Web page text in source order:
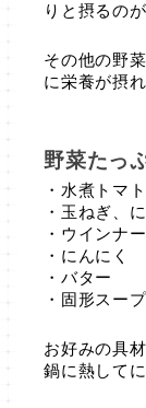
りと摂るの
その他の野
に栄養が摂
野菜たっ
・水煮トマ
・玉ねぎ、
・ウインナ
・にんにく
・バター
・固形スー
お好みの具
鍋に熱して